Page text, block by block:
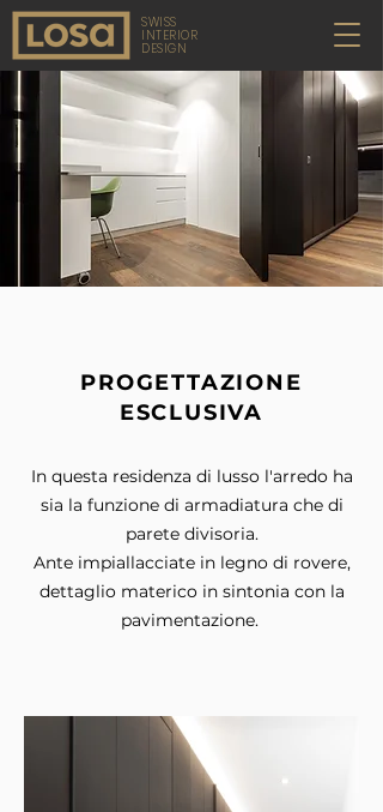
SWISS
INTERIOR
DESIGN
PROGETTAZIONE
ESCLUSIVA
In questa residenza di lusso l'arredo ha
sia la funzione di armadiatura che di
parete divisoria.
Ante impiallacciate in legno di rovere,
dettaglio materico in sintonia con la
pavimentazione.